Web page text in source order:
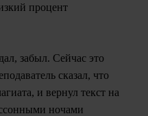
процент
забыл. Сейчас это
сказал, что
и вернул текст на
ночами